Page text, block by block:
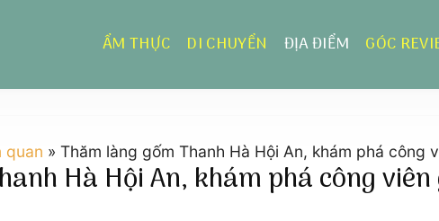
ẨM THỰC DI CHUYỂN ĐỊA ĐIỂM GÓC
quan »Thăm làng gốm Thanh Hà Hội An, khám phá công
Hà Hội An, khám phá công